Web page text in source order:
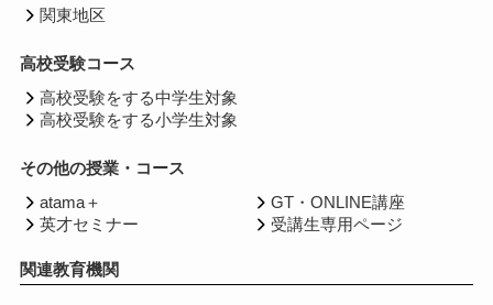
関東地区
高校受験コース
高校受験をする中学生対象
高校受験をする小学生対象
その他の授業・コース
atama＋
英才セミナー
GT・ONLINE講座
受講生専用ページ
関連教育機関